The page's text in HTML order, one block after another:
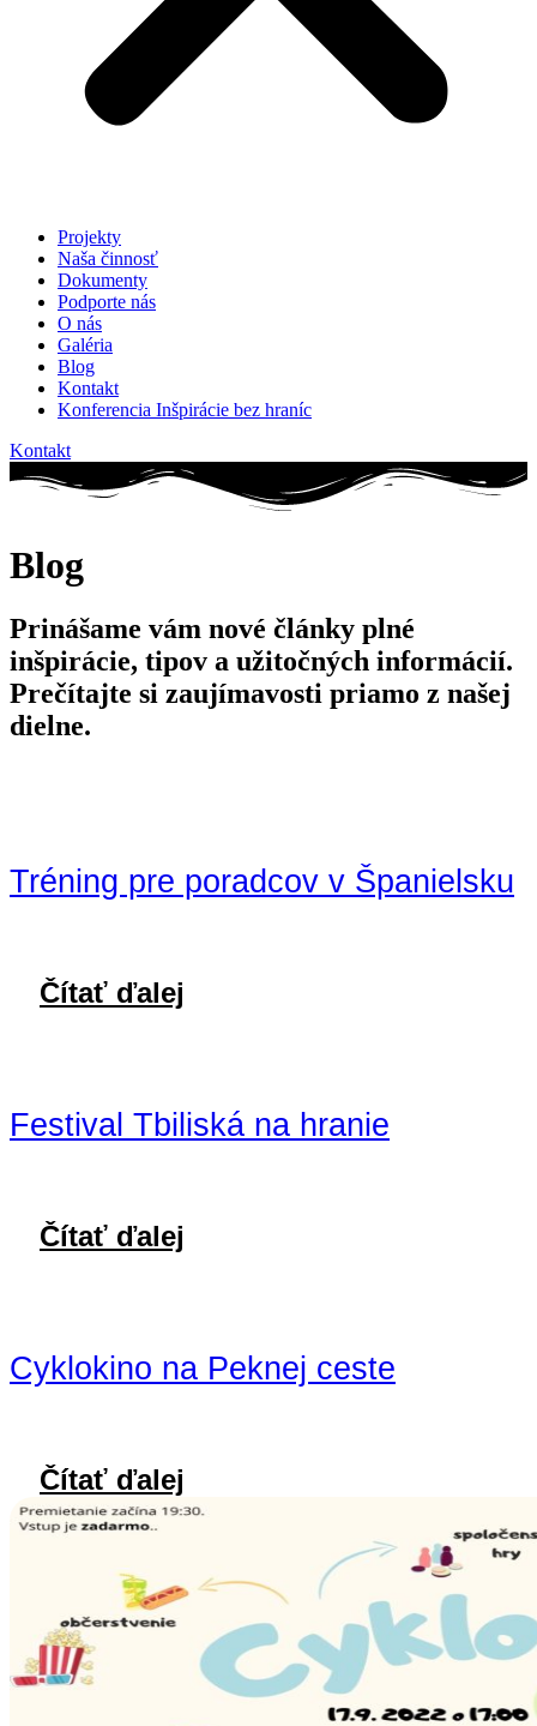
Projekty
Naša činnosť
Dokumenty
Podporte nás
O nás
Galéria
Blog
Kontakt
Konferencia Inšpirácie bez hraníc
Kontakt
Blog
Prinášame vám nové články plné
inšpirácie, tipov a užitočných informácií.
Prečítajte si zaujímavosti priamo z našej
dielne.
Tréning pre poradcov v Španielsku
Čítať ďalej
Festival Tbiliská na hranie
Čítať ďalej
Cyklokino na Peknej ceste
Čítať ďalej